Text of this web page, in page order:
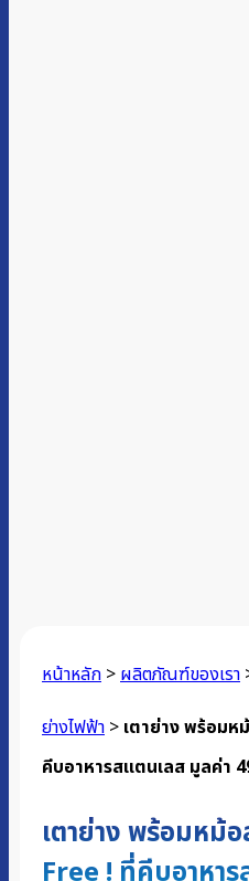
หน้าหลัก >ผลิตภัณฑ์ของเรา
ย่างไฟฟ้า > เตาย่าง พร้อมห
คีบอาหารสแตนเลส มูลค่า
เตาย่าง พร้อมหม้